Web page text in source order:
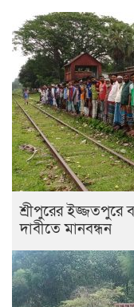
শ্রীপুরের ইজ্জতপুরে
দাবীতে মানবন্ধন